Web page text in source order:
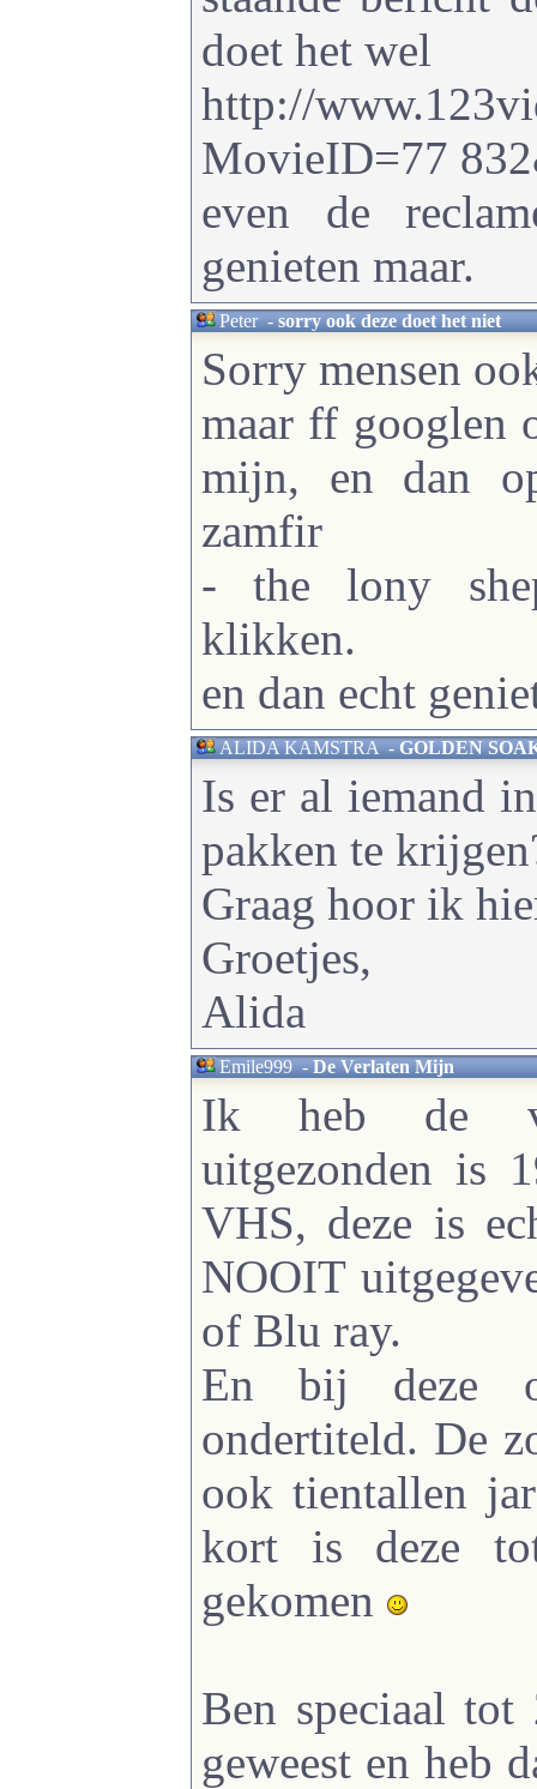
doet het wel
http://
MovieID=77
even de
genieten maar.
Peter-sorry ook deze doet het niet
Sorry mensen
maar ff googlen
mijn, en dan
zamfir
- the lony
klikken.
en dan echt
ALIDA KAMSTRA-GOLDEN
Is er al iemand
pakken te
Graag hoor ik
Groetjes,
Alida
Emile999-De Verlaten Mijn
Ik heb de
uitgezonden is
VHS, deze is
NOOIT
of Blu ray.
En bij deze
ondertiteld. De
ook tientallen
kort is deze
gekomen
Ben speciaal
geweest en heb